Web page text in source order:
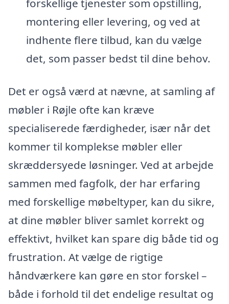
forskellige tjenester som opstilling,
montering eller levering, og ved at
indhente flere tilbud, kan du vælge
det, som passer bedst til dine behov.
Det er også værd at nævne, at samling af
møbler i Røjle ofte kan kræve
specialiserede færdigheder, især når det
kommer til komplekse møbler eller
skræddersyede løsninger. Ved at arbejde
sammen med fagfolk, der har erfaring
med forskellige møbeltyper, kan du sikre,
at dine møbler bliver samlet korrekt og
effektivt, hvilket kan spare dig både tid og
frustration. At vælge de rigtige
håndværkere kan gøre en stor forskel –
både i forhold til det endelige resultat og